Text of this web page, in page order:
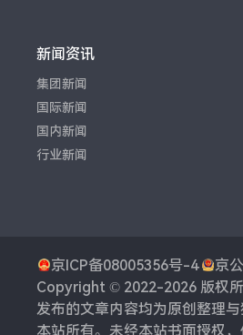
新闻资讯
集团新闻
国际新闻
国内新闻
行业新闻
京ICP备08005356号-4
京
Copyright © 2022-2026 版权
发布的文章内容均为原创整理
本站所有。未经本站书面授权